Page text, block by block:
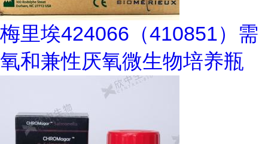
梅里埃424066（410851）需
氧和兼性厌氧微生物培养瓶